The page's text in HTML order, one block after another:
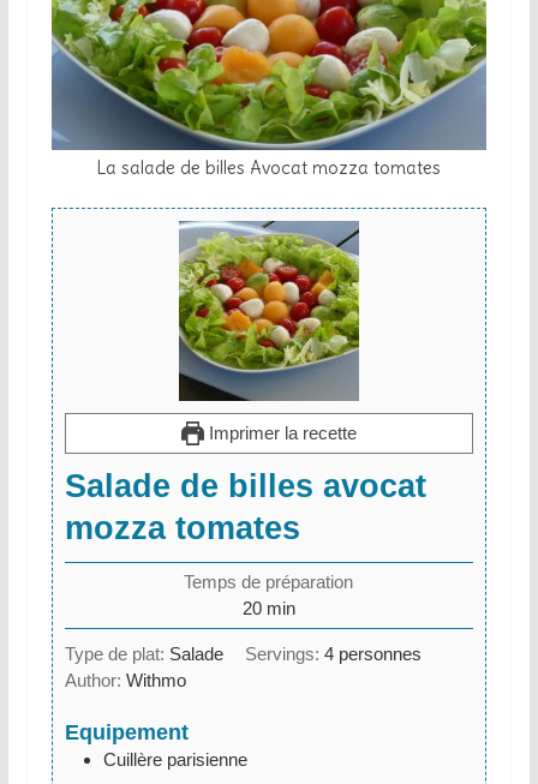
La salade de billes Avocat mozza tomates
Imprimer la recette
Salade de billes avocat
mozza tomates
Temps de préparation
20minutes
min
Type de plat: Salade Servings: 4 personnes
Author: Withmo
Equipement
Cuillère parisienne